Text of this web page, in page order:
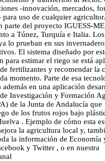
-innovación, mercados,
para uso de cualquier
parte del proyecto IGUESS-
a Túnez, Turquía e Italia.
lo prueban en sus
El sistema diseñado por
para estimar el riego se está
fertilizantes y recomendar la
momento. Parte de esa
además en una aplicación
Investigación y Formación
de la Junta de Andalucía que
de los frutos rojos bajo
. Ejemplo de cómo esta
la agricultura local y,
la información de Economía
y Twitter , o en nuestra